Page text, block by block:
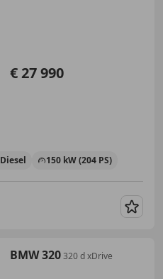
€ 27 990
Diesel 150 kW (204 PS)
BMW 320320 d xDrive